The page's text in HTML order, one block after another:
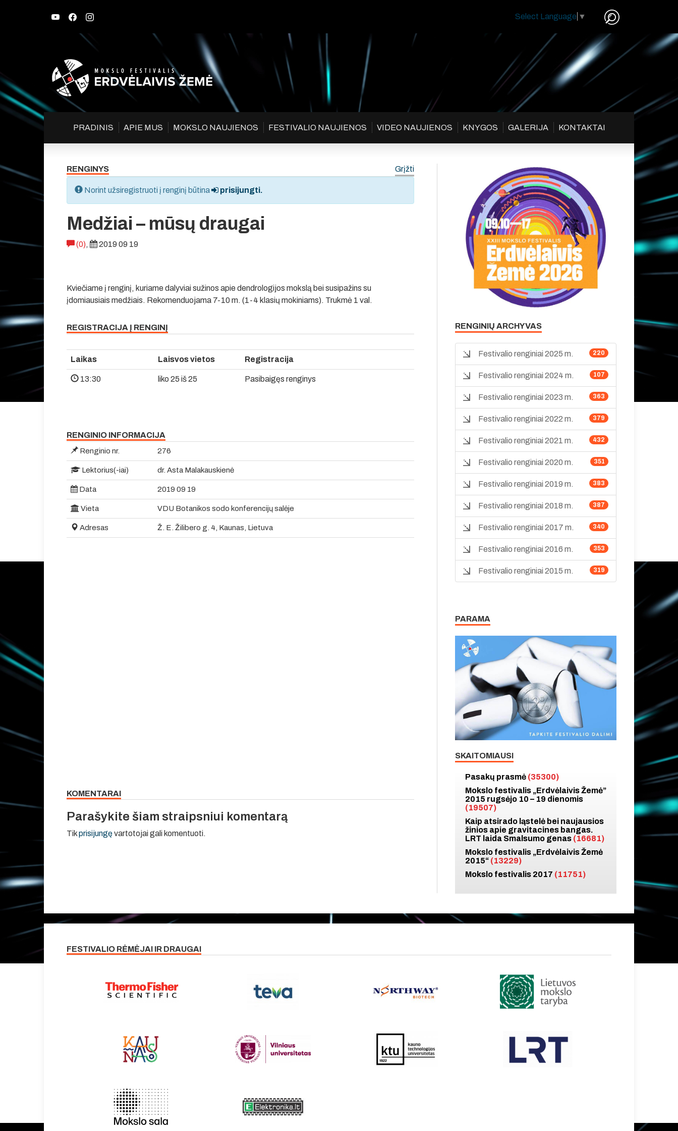
Select Language ▼
PRADINIS APIE MUS MOKSLO NAUJIENOS FESTIVALIO NAUJIENOS VIDEO NAUJIENOS KNYGOS GALERIJA KONTAKTAI
RENGINYS Grįžti
Norint užsiregistruoti į renginį būtina prisijungti.
Medžiai – mūsų draugai
(0), 2019 09 19
Kviečiame į renginį, kuriame dalyviai sužinos apie dendrologijos mokslą bei susipažins su
įdomiausiais medžiais. Rekomenduojama 7-10 m. (1-4 klasių mokiniams). Trukmė 1 val.
REGISTRACIJA Į RENGINĮ
Laikas Laisvos vietos Registracija
13:30 liko 25 iš 25 Pasibaigęs renginys
RENGINIO INFORMACIJA
Renginio nr. 276
Lektorius(-iai) dr. Asta Malakauskienė
Data 2019 09 19
Vieta VDU Botanikos sodo konferencijų salėje
Adresas Ž. E. Žilibero g. 4, Kaunas, Lietuva
KOMENTARAI
Parašykite šiam straipsniui komentarą
Tikprisijungęvartotojai gali komentuoti.
RENGINIŲ ARCHYVAS
220
Festivalio renginiai 2025 m.
107
Festivalio renginiai 2024 m.
363
Festivalio renginiai 2023 m.
379
Festivalio renginiai 2022 m.
432
Festivalio renginiai 2021 m.
351
Festivalio renginiai 2020 m.
383
Festivalio renginiai 2019 m.
387
Festivalio renginiai 2018 m.
340
Festivalio renginiai 2017 m.
353
Festivalio renginiai 2016 m.
319
Festivalio renginiai 2015 m.
PARAMA
SKAITOMIAUSI
Pasakų prasmė (35300)
Mokslo festivalis „Erdvėlaivis Žemė”
2015 rugsėjo 10 – 19 dienomis
(19507)
Kaip atsirado ląstelė bei naujausios
žinios apie gravitacines bangas.
LRT laida Smalsumo genas (16681)
Mokslo festivalis „Erdvėlaivis Žemė
2015“ (13229)
Mokslo festivalis 2017 (11751)
FESTIVALIO RĖMĖJAI IR DRAUGAI